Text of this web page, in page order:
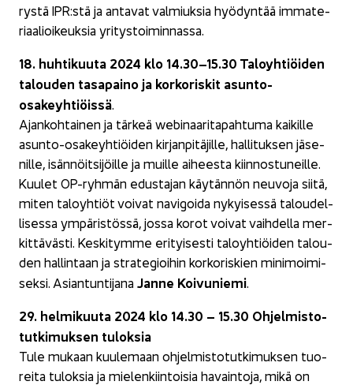
rys­tä IPR:stä ja an­ta­vat val­miuk­sia hyö­dyn­tää im­ma­te­
ri­aa­lioi­keuk­sia yri­tys­toi­min­nas­sa.
18. huh­ti­kuu­ta 2024 klo 14.30–15.30 Ta­lo­yh­tiöi­den
ta­lou­den ta­sa­pai­no ja kor­ko­ris­kit asunto-​
osakeyhtiöissä.
Ajan­koh­tai­nen ja tär­keä webinaaritapahtuma kai­kil­le
asunto-​osakeyhtiöiden kir­jan­pi­tä­jil­le, hal­li­tuk­sen jä­se­
nil­le, isän­nöit­si­jöil­le ja muil­le ai­hees­ta kiin­nos­tu­neil­le.
Kuu­let OP-​ryhmän edus­ta­jan käy­tän­nön neu­vo­ja siitä,
miten ta­lo­yh­tiöt voi­vat na­vi­goi­da ny­kyi­ses­sä ta­lou­del­
li­ses­sa ym­pä­ris­tös­sä, jossa korot voi­vat vaih­del­la mer­
kit­tä­väs­ti. Kes­ki­tym­me eri­tyi­ses­ti ta­lo­yh­tiöi­den ta­lou­
den hal­lin­taan ja stra­te­gioi­hin kor­ko­ris­kien mi­ni­moi­mi­
sek­si. Asian­tun­ti­ja­na Janne Koi­vu­nie­mi.
29. hel­mi­kuu­ta 2024 klo 14.30 – 15.30 Oh­jel­mis­to­
tut­ki­muk­sen tu­lok­sia
Tule mu­kaan kuu­le­maan oh­jel­mis­to­tut­ki­muk­sen tuo­
rei­ta tu­lok­sia ja mie­len­kiin­toi­sia ha­vain­to­ja, mikä on